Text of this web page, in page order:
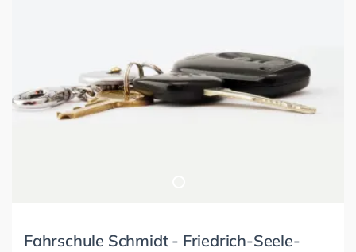
Fahrschule Schmidt - Friedrich-Seele-